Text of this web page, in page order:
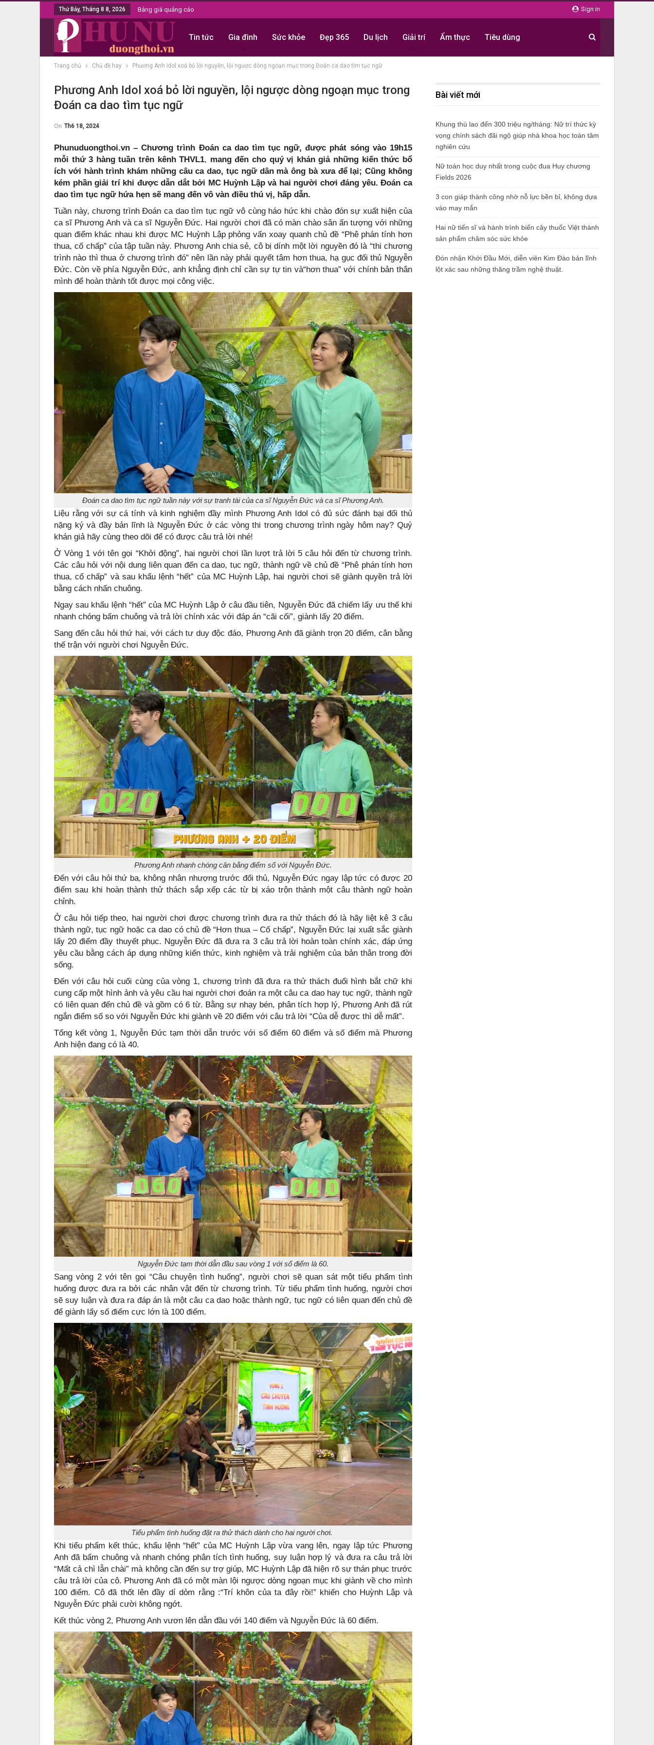
Sign in
Thứ Bảy, Tháng 8 8, 2026 Bảng giá quảng cáo
Tin tức Gia đình Sức khỏe Đẹp 365 Du lịch Giải trí Ẩm thực Tiêu dùng
Trang chủ Chủ đề hay Phương Anh Idol xoá bỏ lời nguyền, lội ngược dòng ngoạn mục trong Đoán ca dao tìm tục ngữ
Phương Anh Idol xoá bỏ lời nguyền, lội ngược dòng ngoạn mục trong
Đoán ca dao tìm tục ngữ
On Th6 18, 2024
Phunuduongthoi.vn – Chương trình Đoán ca dao tìm tục ngữ, được phát sóng vào 19h15
mỗi thứ 3 hàng tuần trên kênh THVL1, mang đến cho quý vị khán giả những kiến thức bổ
ích với hành trình khám những câu ca dao, tục ngữ dân mà ông bà xưa để lại; Cũng không
kém phần giải trí khi được dẫn dắt bởi MC Huỳnh Lập và hai người chơi đáng yêu. Đoán ca
dao tìm tục ngữ hứa hẹn sẽ mang đến vô vàn điều thú vị, hấp dẫn.
Tuần này, chương trình Đoán ca dao tìm tục ngữ vô cùng háo hức khi chào đón sự xuất hiện của
ca sĩ Phương Anh và ca sĩ Nguyễn Đức. Hai người chơi đã có màn chào sân ấn tượng với những
quan điểm khác nhau khi được MC Huỳnh Lập phỏng vấn xoay quanh chủ đề “Phê phán tính hơn
thua, cố chấp” của tập tuần này. Phương Anh chia sẻ, cô bị dính một lời nguyền đó là “thi chương
trình nào thì thua ở chương trình đó” nên lần này phải quyết tâm hơn thua, hạ gục đối thủ Nguyễn
Đức. Còn về phía Nguyễn Đức, anh khẳng định chỉ cần sự tự tin và“hơn thua” với chính bản thân
mình để hoàn thành tốt được mọi công việc.
Đoán ca dao tìm tục ngữ tuần này với sự tranh tài của ca sĩ Nguyễn Đức và ca sĩ Phương Anh.
Liệu rằng với sự cá tính và kinh nghiệm đầy mình Phương Anh Idol có đủ sức đánh bại đối thủ
nặng ký và đầy bản lĩnh là Nguyễn Đức ở các vòng thi trong chương trình ngày hôm nay? Quý
khán giả hãy cùng theo dõi để có được câu trả lời nhé!
Ở Vòng 1 với tên gọi “Khởi động”, hai người chơi lần lượt trả lời 5 câu hỏi đến từ chương trình.
Các câu hỏi với nội dung liên quan đến ca dao, tục ngữ, thành ngữ về chủ đề “Phê phán tính hơn
thua, cố chấp” và sau khẩu lệnh “hết” của MC Huỳnh Lập, hai người chơi sẽ giành quyền trả lời
bằng cách nhấn chuông.
Ngay sau khẩu lệnh “hết” của MC Huỳnh Lập ở câu đầu tiên, Nguyễn Đức đã chiếm lấy ưu thế khi
nhanh chóng bấm chuông và trả lời chính xác với đáp án “cãi cối”, giành lấy 20 điểm.
Sang đến câu hỏi thứ hai, với cách tư duy độc đáo, Phương Anh đã giành trọn 20 điểm, cân bằng
thế trận với người chơi Nguyễn Đức.
Phương Anh nhanh chóng cân bằng điểm số với Nguyễn Đức.
Đến với câu hỏi thứ ba, không nhân nhượng trước đối thủ, Nguyễn Đức ngay lập tức có được 20
điểm sau khi hoàn thành thử thách sắp xếp các từ bị xáo trộn thành một câu thành ngữ hoàn
chỉnh.
Ở câu hỏi tiếp theo, hai người chơi được chương trình đưa ra thử thách đó là hãy liệt kê 3 câu
thành ngữ, tục ngữ hoặc ca dao có chủ đề “Hơn thua – Cố chấp”, Nguyễn Đức lại xuất sắc giành
lấy 20 điểm đầy thuyết phục. Nguyễn Đức đã đưa ra 3 câu trả lời hoàn toàn chính xác, đáp ứng
yêu cầu bằng cách áp dụng những kiến thức, kinh nghiệm và trải nghiệm của bản thân trong đời
sống.
Đến với câu hỏi cuối cùng của vòng 1, chương trình đã đưa ra thử thách đuổi hình bắt chữ khi
cung cấp một hình ảnh và yêu cầu hai người chơi đoán ra một câu ca dao hay tục ngữ, thành ngữ
có liên quan đến chủ đề và gồm có 6 từ. Bằng sự nhạy bén, phân tích hợp lý, Phương Anh đã rút
ngắn điểm số so với Nguyễn Đức khi giành về 20 điểm với câu trả lời “Của dễ được thì dễ mất”.
Tổng kết vòng 1, Nguyễn Đức tạm thời dẫn trước với số điểm 60 điểm và số điểm mà Phương
Anh hiện đang có là 40.
Nguyễn Đức tạm thời dẫn đầu sau vòng 1 với số điểm là 60.
Sang vòng 2 với tên gọi “Câu chuyện tình huống”, người chơi sẽ quan sát một tiểu phẩm tình
huống được đưa ra bởi các nhân vật đến từ chương trình. Từ tiểu phẩm tình huống, người chơi
sẽ suy luận và đưa ra đáp án là một câu ca dao hoặc thành ngữ, tục ngữ có liên quan đến chủ đề
để giành lấy số điểm cực lớn là 100 điểm.
Tiểu phẩm tình huống đặt ra thử thách dành cho hai người chơi.
Khi tiểu phẩm kết thúc, khẩu lệnh “hết” của MC Huỳnh Lập vừa vang lên, ngay lập tức Phương
Anh đã bấm chuông và nhanh chóng phân tích tình huống, suy luận hợp lý và đưa ra câu trả lời
“Mất cả chì lẫn chài” mà không cần đến sự trợ giúp, MC Huỳnh Lập đã hiện rõ sự thán phục trước
câu trả lời của cô. Phương Anh đã có một màn lội ngược dòng ngoạn mục khi giành về cho mình
100 điểm. Cô đã thốt lên đầy dí dỏm rằng :“Trí khôn của ta đây rồi!” khiến cho Huỳnh Lập và
Nguyễn Đức phải cười không ngớt.
Kết thúc vòng 2, Phương Anh vươn lên dẫn đầu với 140 điểm và Nguyễn Đức là 60 điểm.
Bài viết mới
Khung thù lao đến 300 triệu ng/tháng: Nữ trí thức kỳ
vọng chính sách đãi ngộ giúp nhà khoa học toàn tâm
nghiên cứu
Nữ toán học duy nhất trong cuộc đua Huy chương
Fields 2026
3 con giáp thành công nhờ nỗ lực bền bỉ, không dựa
vào may mắn
Hai nữ tiến sĩ và hành trình biến cây thuốc Việt thành
sản phẩm chăm sóc sức khỏe
Đón nhận Khởi Đầu Mới, diễn viên Kim Đào bản lĩnh
lột xác sau những thăng trầm nghệ thuật.